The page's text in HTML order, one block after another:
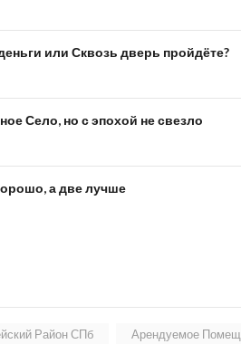
или Сквозь дверь пройдёте?
Село, но с эпохой не свезло
а две лучше
Район СПб Арендуемое